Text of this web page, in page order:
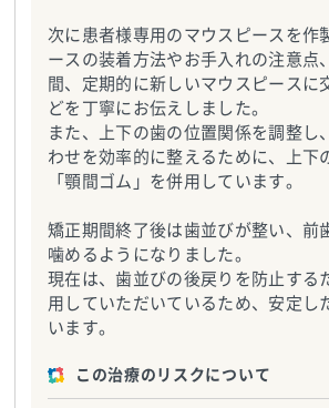
次に患者様専用のマウスピースを作
ースの装着方法やお手入れの注意点
間、定期的に新しいマウスピースに
どを丁寧にお伝えしました。
また、上下の歯の位置関係を調整し
わせを効率的に整えるために、上下
「顎間ゴム」を併用しています。
矯正期間終了後は歯並びが整い、前
噛めるようになりました。
現在は、歯並びの後戻りを防止する
用していただいているため、安定し
います。
この治療のリスクについて